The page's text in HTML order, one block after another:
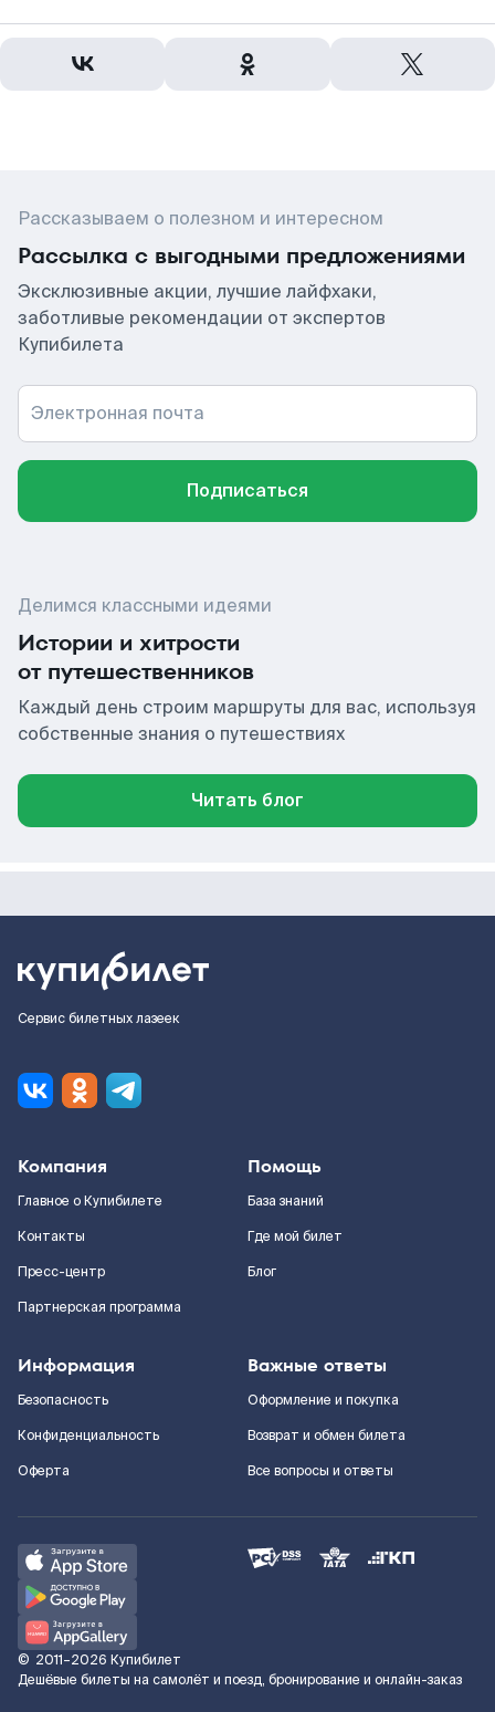
Рассказываем о полезном и интересном
Рассылка с выгодными предложениями
Эксклюзивные акции, лучшие лайфхаки,
заботливые рекомендации от экспертов
Купибилета
Электронная почта
Подписаться
Делимся классными идеями
Истории и хитрости
от путешественников
Каждый день строим маршруты для вас, используя
собственные знания о путешествиях
Читать блог
Сервис билетных лазеек
Компания
Главное о Купибилете
Контакты
Пресс-центр
Партнерская программа
Помощь
База знаний
Где мой билет
Блог
Информация
Безопасность
Конфиденциальность
Оферта
Важные ответы
Оформление и покупка
Возврат и обмен билета
Все вопросы и ответы
© 2011–2026 Купибилет
Дешёвые билеты на самолёт и поезд, бронирование и онлайн-заказ